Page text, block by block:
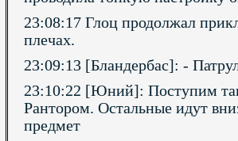
23:08:17 Глоц продолжал
плечах.
23:09:13 [Бландербас]: -
23:10:22 [Юний]: Поступим
Рантором. Остальные идут
предмет